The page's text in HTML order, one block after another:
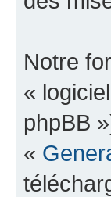
Notre
«
phpBB
«